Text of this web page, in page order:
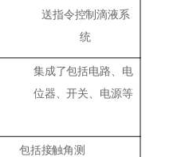
送指令控制滴液系
统
集成了包括电路、电
位器、开关、电源等
包括接触角测